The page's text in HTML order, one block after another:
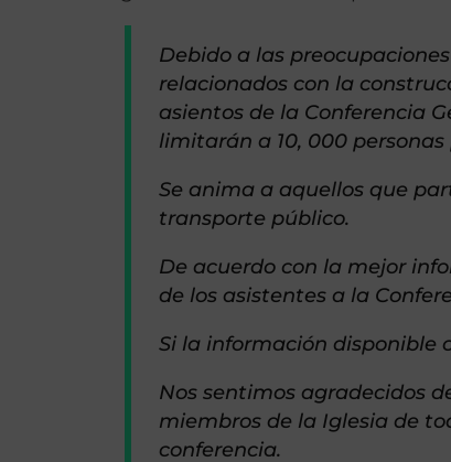
Debido a las
relacionados con la
asientos de la Conferencia
limitarán a 10, 000 personas
Se anima a aquellos que
transporte público.
De acuerdo con la mejor
de los asistentes a la
Si la información disponible
Nos sentimos agradecidos
miembros de la Iglesia de
conferencia.